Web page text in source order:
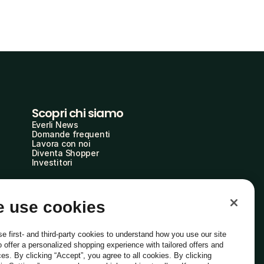
Scopri chi siamo
Everli News
Domande frequenti
Lavora con noi
Diventa Shopper
Investitori
use cookies
first- and third-party cookies to understand how you use our site
offer a personalized shopping experience with tailored offers and
By clicking “Accept”, you agree to all cookies. By clicking